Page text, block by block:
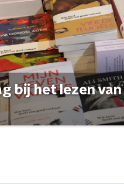
bij het lezen van